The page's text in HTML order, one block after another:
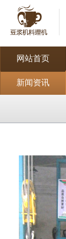
网站首页
新闻资讯